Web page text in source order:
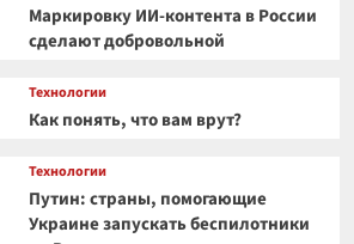
Маркировку ИИ-контента в России
сделают добровольной
Технологии
Как понять, что вам врут?
Технологии
Путин: страны, помогающие
Украине запускать беспилотники